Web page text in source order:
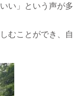
い」という声が多
むことができ、自